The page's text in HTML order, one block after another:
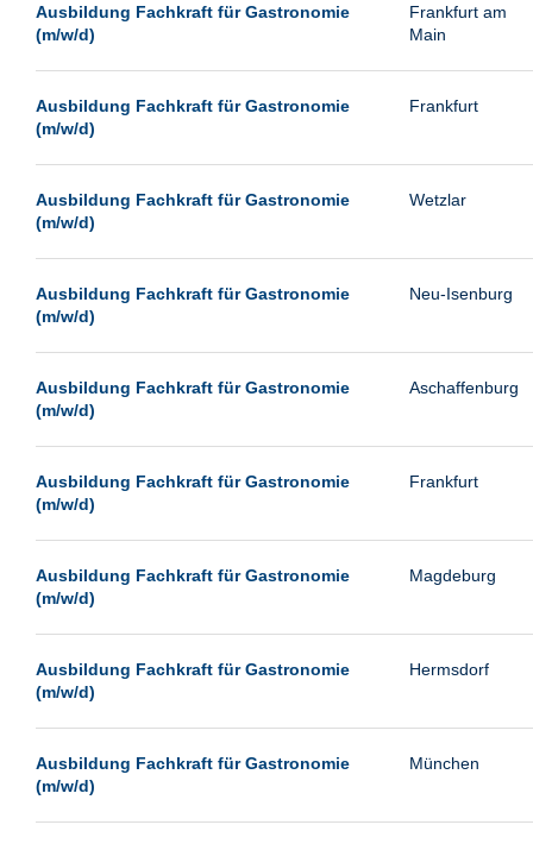
Heilbronn
Kassel
Laatzen
Leipzig
Magdeburg
Mannheim
Neubrandenburg
Neumünster
Passau
Ausbildung Fachkraft für Gastronomie
(m/w/d)
Frankfurt am
Main
Ausbildung Fachkraft für Gastronomie
(m/w/d)
Frankfurt
Ausbildung Fachkraft für Gastronomie
(m/w/d)
Wetzlar
Ausbildung Fachkraft für Gastronomie
(m/w/d)
Neu-Isenburg
Ausbildung Fachkraft für Gastronomie
(m/w/d)
Aschaffenburg
Ausbildung Fachkraft für Gastronomie
(m/w/d)
Frankfurt
Ausbildung Fachkraft für Gastronomie
(m/w/d)
Magdeburg
Ausbildung Fachkraft für Gastronomie
(m/w/d)
Hermsdorf
Ausbildung Fachkraft für Gastronomie
(m/w/d)
München